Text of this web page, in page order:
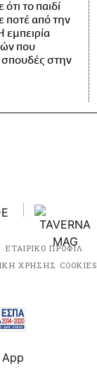
το παιδί
ποτέ από την
εμπειρία
που
σπουδές στην
ΕΤΑΙΡΙΚΟ ΠΡΟΦΙΛ
ΧΡΗΣΗΣ COOKIES